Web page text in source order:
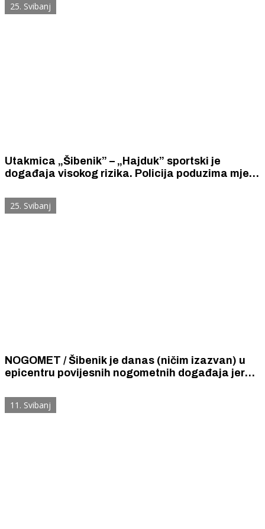
25. Svibanj
Utakmica „Šibenik” – „Hajduk” sportski je
događaja visokog rizika. Policija poduzima mjere
14 sati vrijedi posebna regulacija prometa.
25. Svibanj
NOGOMET / Šibenik je danas (ničim izazvan) u
epicentru povijesnih nogometnih događaja jer
iako je već ispao u Drugu ligu.
11. Svibanj